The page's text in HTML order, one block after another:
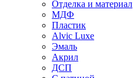
Отделка и материал
МДФ
Пластик
Alvic Luxe
Эмаль
Акрил
ДСП